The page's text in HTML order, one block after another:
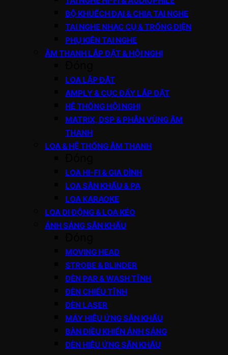
BỘ KHUẾCH ĐẠI & CHIA TAI NGHE
TAI NGHE NHẠC CỤ & TRỐNG ĐIỆN
PHỤ KIỆN TAI NGHE
ÂM THANH LẮP ĐẶT & HỘI NGHỊ
LOA LẮP ĐẶT
AMPLY & CỤC ĐẨY LẮP ĐẶT
HỆ THỐNG HỘI NGHỊ
MATRIX, DSP & PHÂN VÙNG ÂM
THANH
LOA & HỆ THỐNG ÂM THANH
LOA HI-FI & GIA ĐÌNH
LOA SÂN KHẤU & PA
LOA KARAOKE
LOA DI ĐỘNG & LOA KÉO
ÁNH SÁNG SÂN KHẤU
MOVING HEAD
STROBE & BLINDER
ĐÈN PAR & WASH TĨNH
ĐÈN CHIẾU TĨNH
ĐÈN LASER
MÁY HIỆU ỨNG SÂN KHẤU
BÀN ĐIỀU KHIỂN ÁNH SÁNG
ĐÈN HIỆU ỨNG SÂN KHẤU